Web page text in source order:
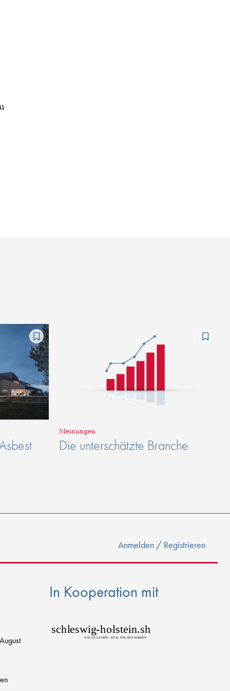
Meinungen
Die unterschätzte Branche
Anmelden / Registrieren
In Kooperation mit
schleswig-holstein.sh
D AS KULTURPO RTAL FÜR DEN NORDEN